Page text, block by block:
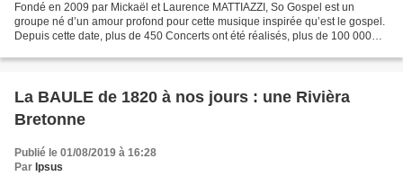
Fondé en 2009 par Mickaël et Laurence MATTIAZZI, So Gospel est un
groupe né d’un amour profond pour cette musique inspirée qu’est le gospel.
Depuis cette date, plus de 450 Concerts ont été réalisés, plus de 100 000
La BAULE de 1820 à nos jours : une Rivièra
Bretonne
Publié le 01/08/2019 à 16:28
Par Ipsus